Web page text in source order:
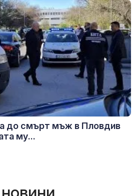
до смърт мъж в Пловдив
му...